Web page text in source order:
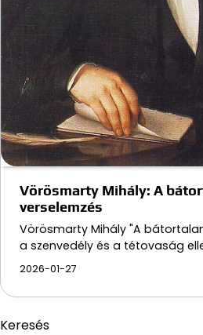
Vörösmarty Mihály: A
verselemzés
Vörösmarty Mihály "A
a szenvedély és a tétovaság
2026-01-27
Keresés